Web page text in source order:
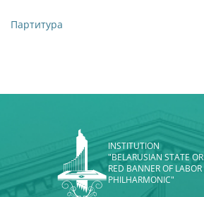
Партитура
INSTITUTION
"BELARUSIAN STATE
RED BANNER OF LABOR
PHILHARMONIC"